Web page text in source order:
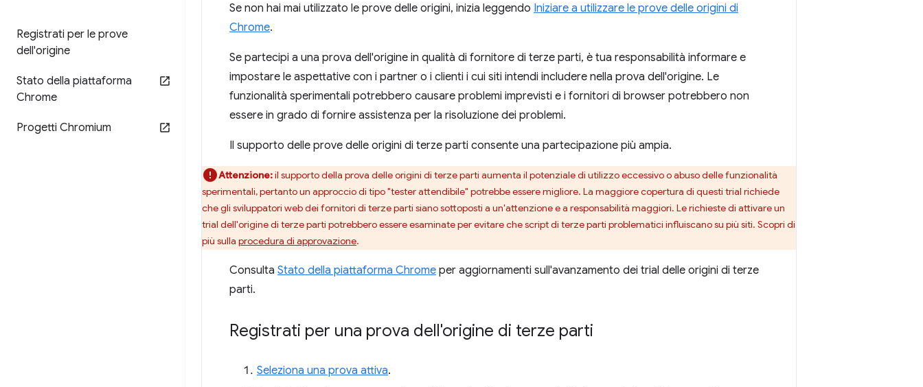
Registrati per le prove
dell'origine
Stato della piattaforma
Chrome
Progetti Chromium
Se non hai mai utilizzato le prove delle origini, inizia leggendo Iniziare a utilizzare le prove delle origini di
Chrome.
Se partecipi a una prova dell'origine in qualità di fornitore di terze parti, è tua responsabilità informare e
impostare le aspettative con i partner o i clienti i cui siti intendi includere nella prova dell'origine. Le
funzionalità sperimentali potrebbero causare problemi imprevisti e i fornitori di browser potrebbero non
essere in grado di fornire assistenza per la risoluzione dei problemi.
Il supporto delle prove delle origini di terze parti consente una partecipazione più ampia.
Attenzione:il supporto della prova delle origini di terze parti aumenta il potenziale di utilizzo eccessivo o abuso delle funzionalità
sperimentali, pertanto un approccio di tipo "tester attendibile" potrebbe essere migliore. La maggiore copertura di questi trial richiede
che gli sviluppatori web dei fornitori di terze parti siano sottoposti a un'attenzione e a responsabilità maggiori. Le richieste di attivare un
trial dell'origine di terze parti potrebbero essere esaminate per evitare che script di terze parti problematici influiscano su più siti. Scopri di
più sulla procedura di approvazione.
Consulta Stato della piattaforma Chrome per aggiornamenti sull'avanzamento dei trial delle origini di terze
parti.
Registrati per una prova dell'origine di terze parti
Seleziona una prova attiva.